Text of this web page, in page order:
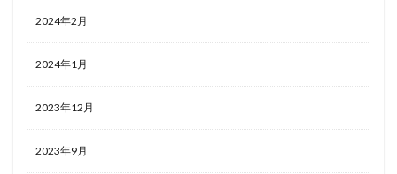
2024年2月
2024年1月
2023年12月
2023年9月